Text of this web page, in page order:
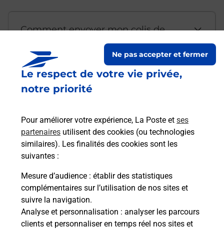
Le respect de votre vie privée,
notre priorité
Pour améliorer votre expérience, La Poste et ses
partenaires utilisent des cookies (ou technologies
similaires). Les finalités des cookies sont les
suivantes :
Mesure d’audience : établir des statistiques
complémentaires sur l’utilisation de nos sites et
suivre la navigation.
Analyse et personnalisation : analyser les parcours
clients et personnaliser en temps réel nos sites et
Ne pas accepter et fermer
Comment envoyer mon colis de
Est-il possible d’acheter un
emballage directement depuis un
Comment demander une
modification de livraison ?
Comment La Poste participe-t-elle
à votre sécurité au quotidien ?